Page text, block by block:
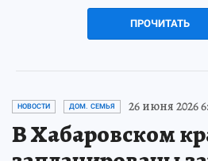
ПРОЧИТАТЬ
НОВОСТИ ДОМ. СЕМЬЯ 26 июня 2026
В Хабаровском